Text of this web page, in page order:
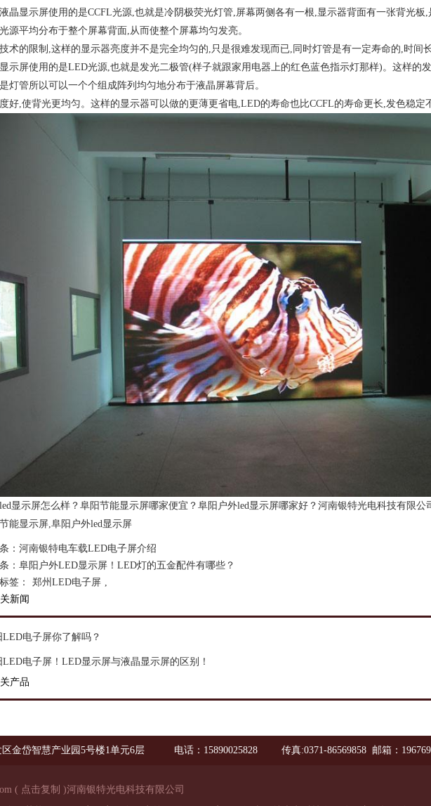
晶显示屏使用的是CCFL光源,也就是冷阴极荧光灯管,屏幕两侧各有一根,显示器背面有一张背光板
源平均分布于整个屏幕背面,从而使整个屏幕均匀发亮。
术的限制,这样的显示器亮度并不是完全均匀的,只是很难发现而已,同时灯管是有一定寿命的,时间长
示屏使用的是LED光源,也就是发光二极管(样子就跟家用电器上的红色蓝色指示灯那样)。这样的
灯管所以可以一个个组成阵列均匀地分布于液晶屏幕背后。
好,使背光更均匀。这样的显示器可以做的更薄更省电,LED的寿命也比CCFL的寿命更长,发色稳定
显示屏怎么样？阜阳节能显示屏哪家便宜？阜阳户外led显示屏哪家好？河南银特光电科技有限公
能显示屏,阜阳户外led显示屏
： 河南银特电车载LED电子屏介绍
： 阜阳户外LED显示屏！LED灯的五金配件有哪些？
签：
郑州LED电子屏
新闻
LED电子屏你了解吗？
LED电子屏！LED显示屏与液晶显示屏的区别！
产品
金岱智慧产业园5号楼1单元6层 电话：15890025828 传真:0371-86569858 邮箱：
( 点击复制 )河南银特光电科技有限公司